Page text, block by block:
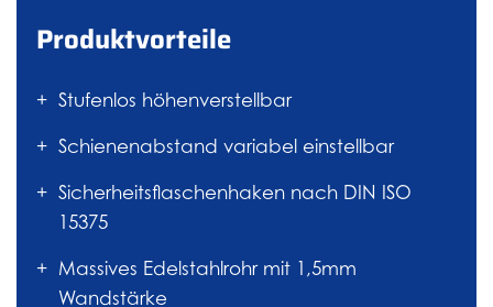
Produktvorteile
Stufenlos höhenverstellbar
Schienenabstand variabel einstellbar
Sicherheitsflaschenhaken nach DIN ISO
15375
Massives Edelstahlrohr mit 1,5mm
Wandstärke